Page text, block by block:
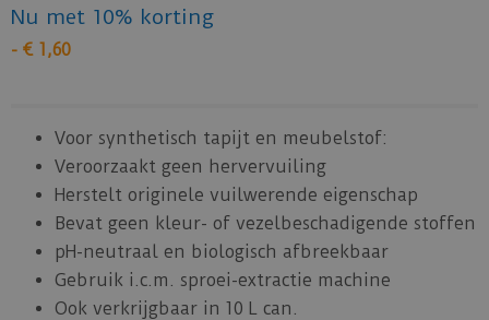
Nu met 10% korting
- € 1,60
Voor synthetisch tapijt en meubelstof:
Veroorzaakt geen hervervuiling
Herstelt originele vuilwerende eigenschap
Bevat geen kleur- of vezelbeschadigende stoffen
pH-neutraal en biologisch afbreekbaar
Gebruik i.c.m. sproei-extractie machine
Ook verkrijgbaar in 10 L can.